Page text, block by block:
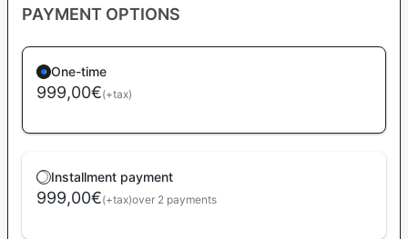
PAYMENT OPTIONS
One-time
999,00€(+tax)
Installment payment
999,00€(+tax)over 2 payments